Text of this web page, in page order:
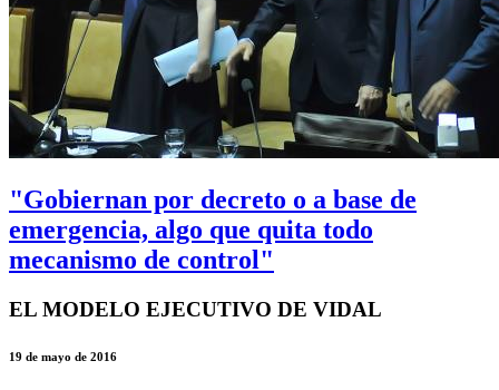
"Gobiernan por decreto o a base de
emergencia, algo que quita todo
mecanismo de control"
EL MODELO EJECUTIVO DE VIDAL
19 de mayo de 2016